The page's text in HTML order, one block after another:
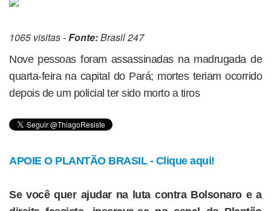
1065 visitas -Fonte:Brasil 247
Nove pessoas foram assassinadas na madrugada de
quarta-feira na capital do Pará; mortes teriam ocorrido
depois de um policial ter sido morto a tiros
APOIE O PLANTÃO BRASIL - Clique aqui!
Se você quer ajudar na luta contra Bolsonaro e a